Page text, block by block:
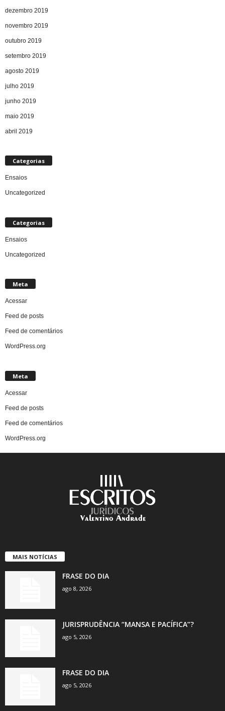
dezembro 2019
novembro 2019
outubro 2019
setembro 2019
agosto 2019
julho 2019
junho 2019
maio 2019
abril 2019
Categorias
Ensaios
Uncategorized
Categorias
Ensaios
Uncategorized
Meta
Acessar
Feed de posts
Feed de comentários
WordPress.org
Meta
Acessar
Feed de posts
Feed de comentários
WordPress.org
MAIS NOTÍCIAS
FRASE DO DIA
ago 8, 2026
JURISPRUDÊNCIA “MANSA E PACÍFICA”?
ago 5, 2026
FRASE DO DIA
ago 5, 2026